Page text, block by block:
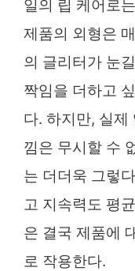
일의 립 케어로
제품의 외형은
의 글리터가 눈
짝임을 더하고
다. 하지만, 실제
낌은 무시할 수
는 더더욱 그렇
고 지속력도 평
은 결국 제품에
로 작용한다.